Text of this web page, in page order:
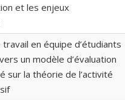
et les enjeux
en équipe d’étudiants
un modèle d’évaluation
sur la théorie de l’activité